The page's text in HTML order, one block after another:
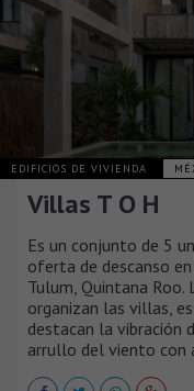
EDIFICIOS DE VIVIENDA
Villas T O H
Es un conjunto de 5
oferta de descanso
Tulum, Quintana Roo.
organizan las villas,
destacan la vibración
arrullo del viento con